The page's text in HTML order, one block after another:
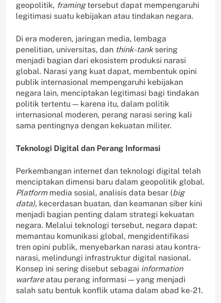
geopolitik, framingtersebut dapat mempengaruhi
legitimasi suatu kebijakan atau tindakan negara.
Di era moderen, jaringan media, lembaga
penelitian, universitas, dan think-tanksering
menjadi bagian dari ekosistem produksi narasi
global. Narasi yang kuat dapat, membentuk opini
publik internasional mempengaruhi kebijakan
negara lain, menciptakan legitimasi bagi tindakan
politik tertentu — karena itu, dalam politik
internasional moderen, perang narasi sering kali
sama pentingnya dengan kekuatan militer.
Teknologi Digital dan Perang Informasi
Perkembangan internet dan teknologi digital telah
menciptakan dimensi baru dalam geopolitik global.
Platform media sosial, analisis data besar (big
data), kecerdasan buatan, dan keamanan siber kini
menjadi bagian penting dalam strategi kekuatan
negara. Melalui teknologi tersebut, negara dapat:
memantau komunikasi global, mengidentifikasi
tren opini publik, menyebarkan narasi atau kontra-
narasi, melindungi infrastruktur digital nasional.
Konsep ini sering disebut sebagai information
warfareatau perang informasi — yang menjadi
salah satu bentuk konflik utama dalam abad ke-21.